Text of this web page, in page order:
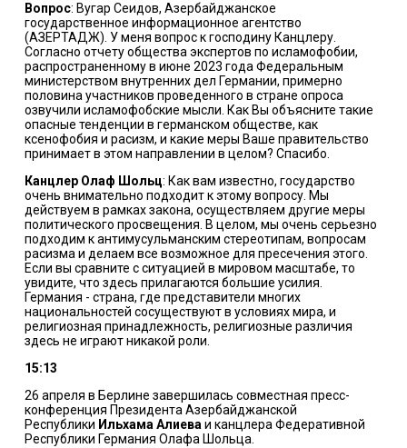
Вопрос: Вугар Сеидов, Азербайджанское
государственное информационное агентство
(АЗЕРТАДЖ). У меня вопрос к господину Канцлеру.
Согласно отчету общества экспертов по исламофобии,
распространенному в июне 2023 года Федеральным
министерством внутренних дел Германии, примерно
половина участников проведенного в стране опроса
озвучили исламофобские мысли. Как Вы объясните такие
опасные тенденции в германском обществе, как
ксенофобия и расизм, и какие меры Ваше правительство
принимает в этом направлении в целом? Спасибо.
Канцлер Олаф Шольц: Как вам известно, государство
очень внимательно подходит к этому вопросу. Мы
действуем в рамках закона, осуществляем другие меры
политического просвещения. В целом, мы очень серьезно
подходим к антимусульманским стереотипам, вопросам
расизма и делаем все возможное для пресечения этого.
Если вы сравните с ситуацией в мировом масштабе, то
увидите, что здесь прилагаются большие усилия.
Германия - страна, где представители многих
национальностей сосуществуют в условиях мира, и
религиозная принадлежность, религиозные различия
здесь не играют никакой роли.
15:13
26 апреля в Берлине завершилась совместная пресс-
конференция Президента Азербайджанской
Республики Ильхама Алиеваи канцлера Федеративной
Республики Германия Олафа Шольца.